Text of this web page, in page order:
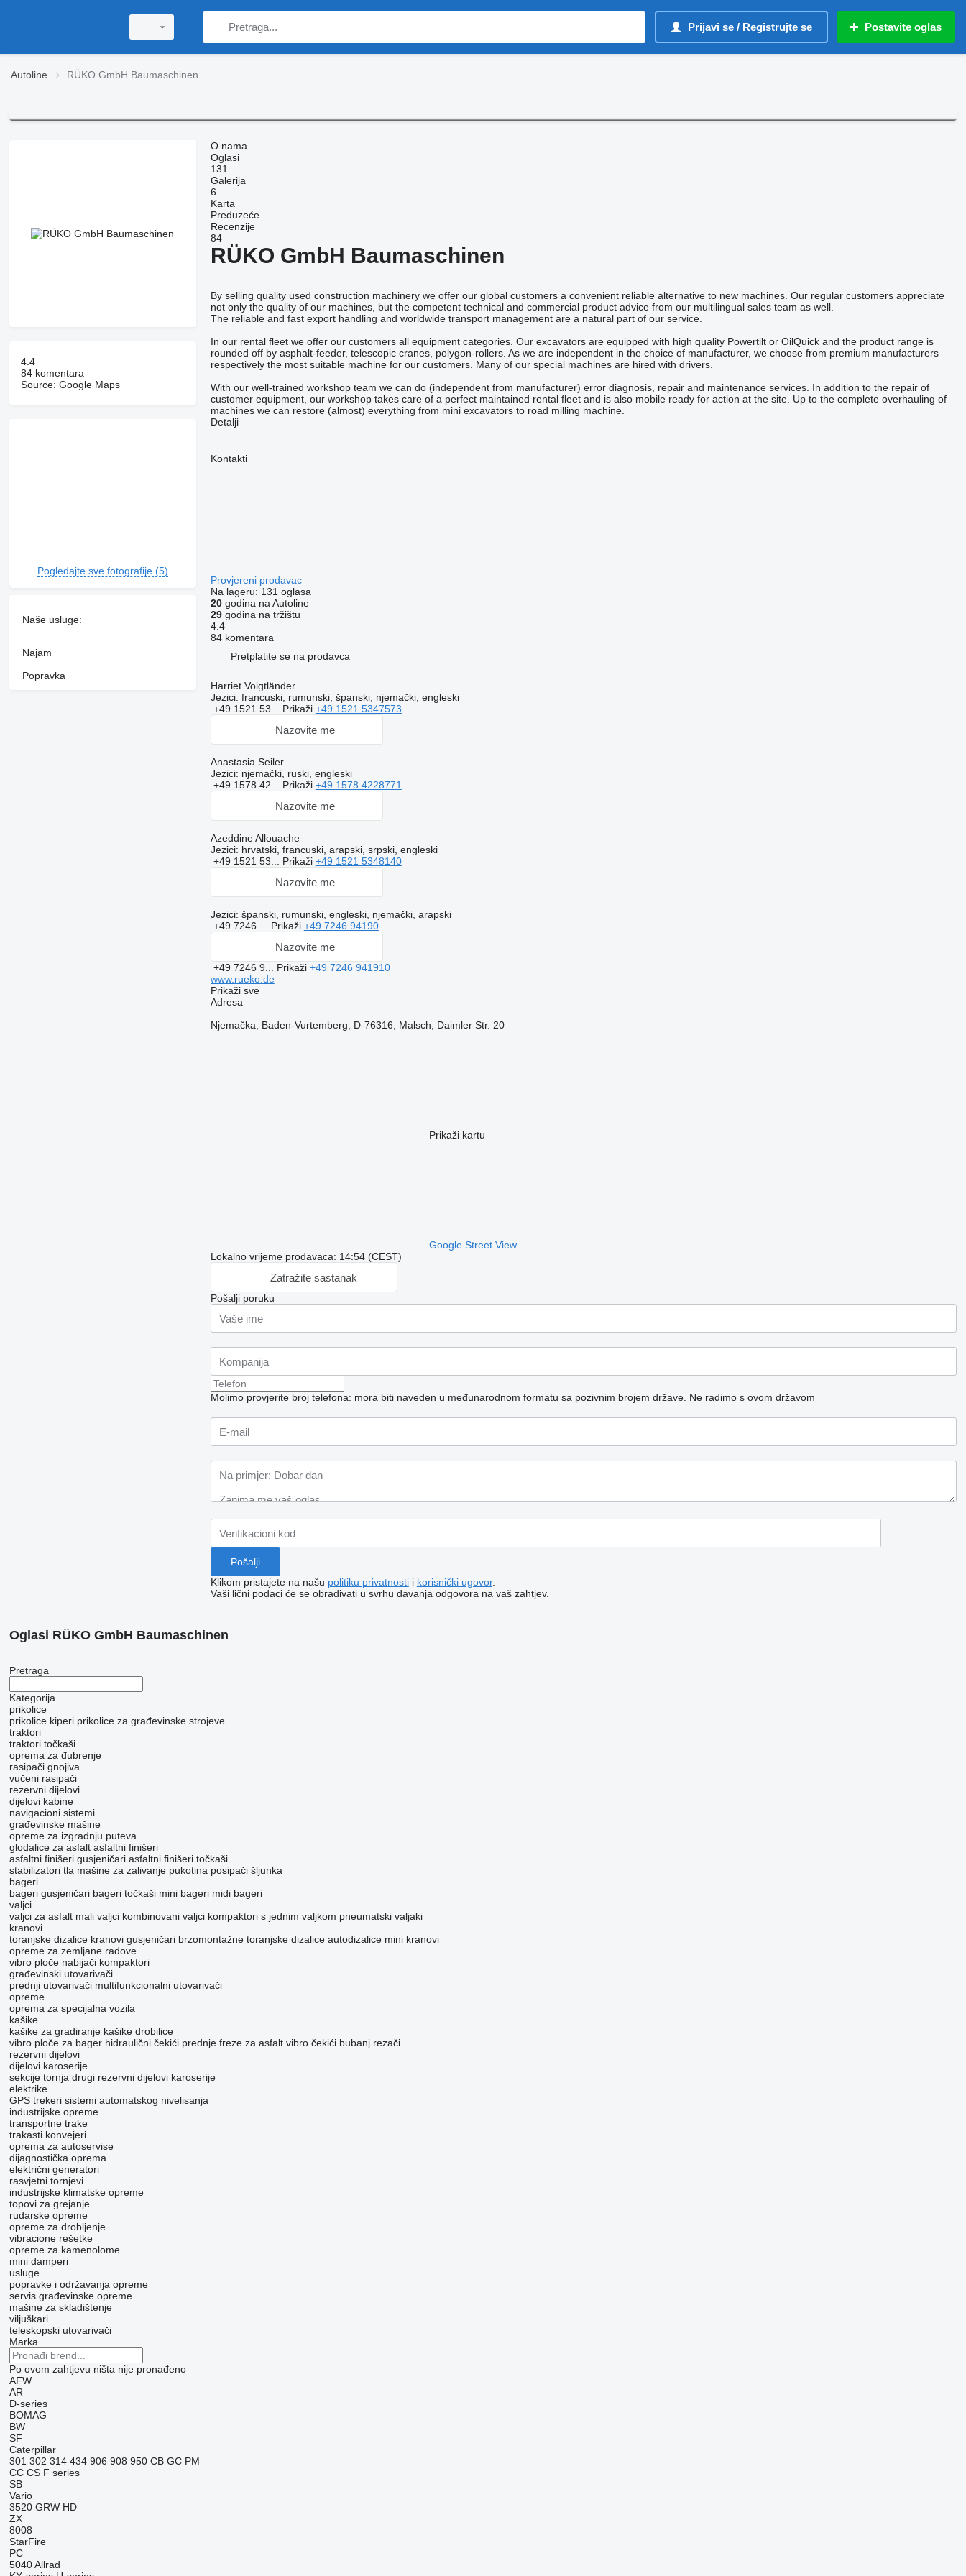
Prijavi se / Registrujte se Postavite oglas
Autoline RÜKO GmbH Baumaschinen
4.4
84 komentara
Source: Google Maps
Pogledajte sve fotografije (5)
Naše usluge:
Najam
Popravka
O nama
Oglasi
131
Galerija
6
Karta
Preduzeće
Recenzije
84
RÜKO GmbH Baumaschinen
By selling quality used construction machinery we offer our global customers a convenient reliable alternative to new machines. Our regular customers appreciate
not only the quality of our machines, but the competent technical and commercial product advice from our multilingual sales team as well.
The reliable and fast export handling and worldwide transport management are a natural part of our service.
In our rental fleet we offer our customers all equipment categories. Our excavators are equipped with high quality Powertilt or OilQuick and the product range is
rounded off by asphalt-feeder, telescopic cranes, polygon-rollers. As we are independent in the choice of manufacturer, we choose from premium manufacturers
respectively the most suitable machine for our customers. Many of our special machines are hired with drivers.
With our well-trained workshop team we can do (independent from manufacturer) error diagnosis, repair and maintenance services. In addition to the repair of
customer equipment, our workshop takes care of a perfect maintained rental fleet and is also mobile ready for action at the site. Up to the complete overhauling of
machines we can restore (almost) everything from mini excavators to road milling machine.
Detalji
Kontakti
Provjereni prodavac
Na lageru: 131 oglasa
20godina na Autoline
29godina na tržištu
4.4
84 komentara
Pretplatite se na prodavca
Harriet Voigtländer
Jezici: francuski, rumunski, španski, njemački, engleski
+49 1521 53... Prikaži +49 1521 5347573
Nazovite me
Anastasia Seiler
Jezici: njemački, ruski, engleski
+49 1578 42... Prikaži +49 1578 4228771
Nazovite me
Azeddine Allouache
Jezici: hrvatski, francuski, arapski, srpski, engleski
+49 1521 53... Prikaži +49 1521 5348140
Nazovite me
Jezici: španski, rumunski, engleski, njemački, arapski
+49 7246 ... Prikaži +49 7246 94190
Nazovite me
+49 7246 9... Prikaži +49 7246 941910
www.rueko.de
Prikaži sve
Adresa
Njemačka, Baden-Vurtemberg, D-76316, Malsch, Daimler Str. 20
Prikaži kartu
Google Street View
Lokalno vrijeme prodavaca: 14:54 (CEST)
Zatražite sastanak
Pošalji poruku
Molimo provjerite broj telefona: mora biti naveden u međunarodnom formatu sa pozivnim brojem države. Ne radimo s ovom državom
Klikom pristajete na našu politiku privatnostii korisnički ugovor.
Vaši lični podaci će se obrađivati ​​u svrhu davanja odgovora na vaš zahtjev.
Oglasi RÜKO GmbH Baumaschinen
Pretraga
Kategorija
prikolice
prikolice kiperi prikolice za građevinske strojeve
traktori
traktori točkaši
oprema za đubrenje
rasipači gnojiva
vučeni rasipači
rezervni dijelovi
dijelovi kabine
navigacioni sistemi
građevinske mašine
opreme za izgradnju puteva
glodalice za asfalt asfaltni finišeri
asfaltni finišeri gusjeničari asfaltni finišeri točkaši
stabilizatori tla mašine za zalivanje pukotina posipači šljunka
bageri
bageri gusjeničari bageri točkaši mini bageri midi bageri
valjci
valjci za asfalt mali valjci kombinovani valjci kompaktori s jednim valjkom pneumatski valjaki
kranovi
toranjske dizalice kranovi gusjeničari brzomontažne toranjske dizalice autodizalice mini kranovi
opreme za zemljane radove
vibro ploče nabijači kompaktori
građevinski utovarivači
prednji utovarivači multifunkcionalni utovarivači
opreme
oprema za specijalna vozila
kašike
kašike za gradiranje kašike drobilice
vibro ploče za bager hidraulični čekići prednje freze za asfalt vibro čekići bubanj rezači
rezervni dijelovi
dijelovi karoserije
sekcije tornja drugi rezervni dijelovi karoserije
elektrike
GPS trekeri sistemi automatskog nivelisanja
industrijske opreme
transportne trake
trakasti konvejeri
oprema za autoservise
dijagnostička oprema
električni generatori
rasvjetni tornjevi
industrijske klimatske opreme
topovi za grejanje
rudarske opreme
opreme za drobljenje
vibracione rešetke
opreme za kamenolome
mini damperi
usluge
popravke i održavanja opreme
servis građevinske opreme
mašine za skladištenje
viljuškari
teleskopski utovarivači
Marka
Po ovom zahtjevu ništa nije pronađeno
AFW
AR
D-series
BOMAG
BW
SF
Caterpillar
301 302 314 434 906 908 950 CB GC PM
CC CS F series
SB
Vario
3520 GRW HD
ZX
8008
StarFire
PC
5040 Allrad